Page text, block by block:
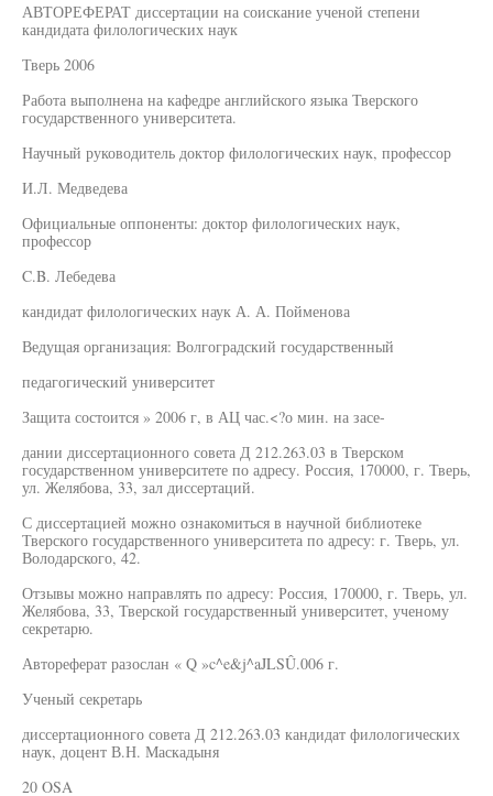
АВТОРЕФЕРАТ диссертации на соискание ученой степени
кандидата филологических наук
Тверь 2006
Работа выполнена на кафедре английского языка Тверского
государственного университета.
Научный руководитель доктор филологических наук, профессор
И.Л. Медведева
Официальные оппоненты: доктор филологических наук,
профессор
C.B. Лебедева
кандидат филологических наук А. А. Пойменова
Ведущая организация: Волгоградский государственный
педагогический университет
Защита состоится » 2006 г, в АЦ час.<?о мин. на засе-
дании диссертационного совета Д 212.263.03 в Тверском
государственном университете по адресу. Россия, 170000, г. Тверь,
ул. Желябова, 33, зал диссертаций.
С диссертацией можно ознакомиться в научной библиотеке
Тверского государственного университета по адресу: г. Тверь, ул.
Володарского, 42.
Отзывы можно направлять по адресу: Россия, 170000, г. Тверь, ул.
Желябова, 33, Тверской государственный университет, ученому
секретарю.
Автореферат разослан « Q »c^e&j^aJLSÛ.006 г.
Ученый секретарь
диссертационного совета Д 212.263.03 кандидат филологических
наук, доцент В.Н. Маскадыня
20 OSA